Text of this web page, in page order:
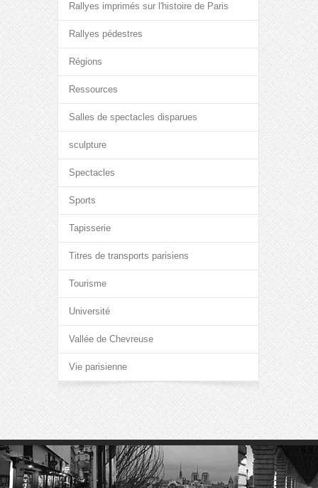
Rallyes imprimés sur l'histoire de Paris
Rallyes pédestres
Régions
Ressources
Salles de spectacles disparues
sculpture
Spectacles
Sports
Tapisserie
Titres de transports parisiens
Tourisme
Université
Vallée de Chevreuse
Vie parisienne